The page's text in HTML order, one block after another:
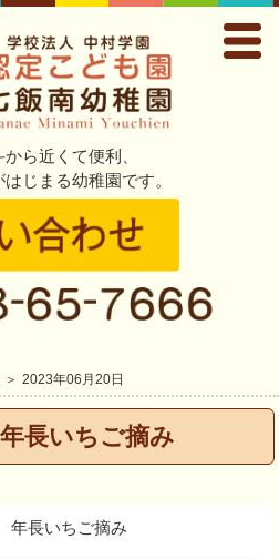
ら近くて便利、
じまる幼稚園です。
2023年06月20日
長いちご摘み
長いちご摘み